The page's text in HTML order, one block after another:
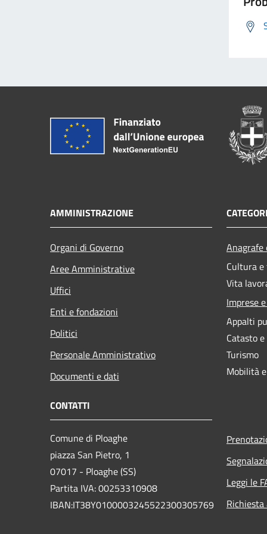
AMMINISTRAZIONE
Organi di Governo
Aree Amministrative
Uffici
Enti e fondazioni
Politici
Personale Amministrativo
Documenti e dati
Cultura
Vita
Imprese
Appalti
Catasto
Turismo
Mobilità
CONTATTI
Comune di Ploaghe
piazza San Pietro, 1
07017 - Ploaghe (SS)
Partita IVA: 00253310908
IBAN:IT38Y0100003245522300305769
Leggi le